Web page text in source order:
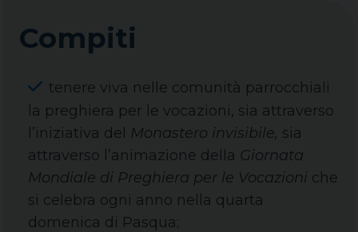
Compiti
tenere viva nelle comunità parrocchiali
la preghiera per le vocazioni, sia attraverso
l’iniziativa del Monastero invisibile, sia
attraverso l’animazione della Giornata
Mondiale di Preghiera per le Vocazioni che
si celebra ogni anno nella quarta
domenica di Pasqua;